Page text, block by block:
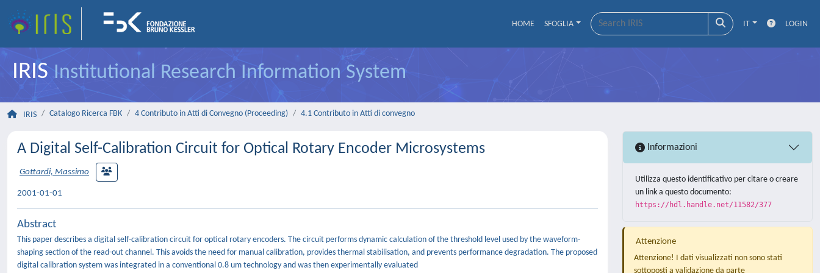
HOME SFOGLIA IT LOGIN
IRISInstitutional Research Information System
IRIS Catalogo Ricerca FBK 4 Contributo in Atti di Convegno (Proceeding) 4.1 Contributo in Atti di convegno
A Digital Self-Calibration Circuit for Optical Rotary Encoder Microsystems
Gottardi, Massimo
2001-01-01
Abstract
This paper describes a digital self-calibration circuit for optical rotary encoders. The circuit performs dynamic calculation of the threshold level used by the waveform-
shaping section of the read-out channel. This avoids the need for manual calibration, provides thermal stabilisation, and prevents performance degradation. The proposed
digital calibration system was integrated in a conventional 0.8 um technology and was then experimentally evaluated
Informazioni
Utilizza questo identificativo per citare o creare
un link a questo documento:
https://hdl.handle.net/11582/377
Attenzione
Attenzione! I dati visualizzati non sono stati
sottoposti a validazione da parte